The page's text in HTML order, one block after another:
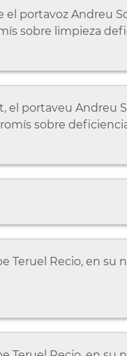
portavoz Andreu
sobre limpieza
portaveu Andreu
sobre
Teruel Recio, en